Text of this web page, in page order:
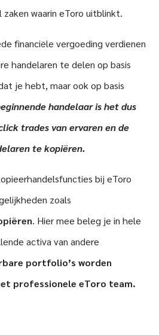
waarin eToro uitblinkt.
financiële vergoeding verdienen
handelaren te delen op basis
je hebt, maar ook op basis
handelaar is het dus
trades van ervaren en de
te kopiëren.
bij eToro
zoals
. Hier mee beleg je in hele
activa van andere
portfolio’s worden
professionele eToro team.